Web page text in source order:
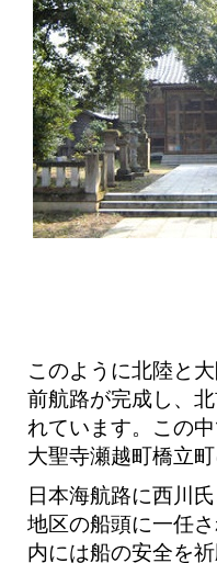
このように北陸と
前航路が完成し、
れています。この
大聖寺瀬越町橋立
日本海航路に西川
地区の船頭に一任
内には船の安全を